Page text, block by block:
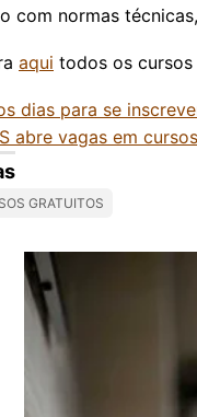
com normas
aqui todos os cursos
dias para se
abre vagas em
GRATUITOS